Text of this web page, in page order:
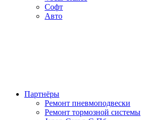
Софт
Авто
Партнёры
Ремонт пневмоподвески
Ремонт тормозной системы